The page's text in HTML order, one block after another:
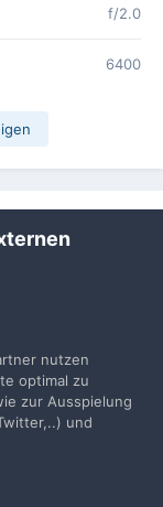
f/2.0
6400
melde Dich
Kommentar
nutzen
optimal zu
zur Ausspielung
und